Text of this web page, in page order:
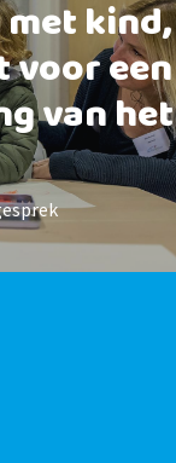
kind,
voor een
van het